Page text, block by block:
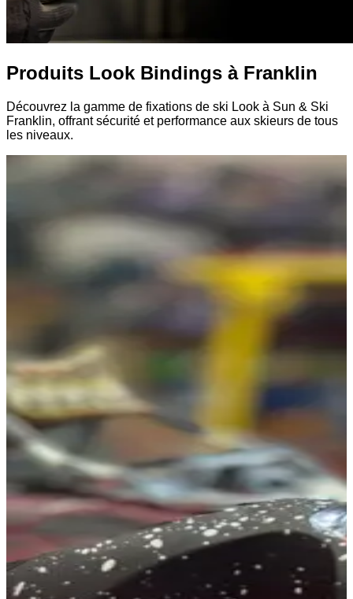
Produits Look Bindings à Franklin
Découvrez la gamme de fixations de ski Look à Sun & Ski
Franklin, offrant sécurité et performance aux skieurs de tous
les niveaux.